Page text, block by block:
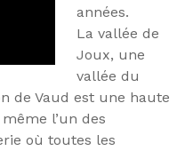
années.
La vallée de
Joux, une
vallée du
de Vaud est une haute
l’un des
où toutes les